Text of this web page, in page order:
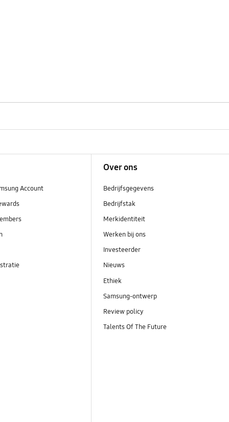
Account
Over ons
Bedrijfsgegevens
Bedrijfstak
Merkidentiteit
Werken bij ons
Investeerder
Nieuws
Ethiek
Samsung-ontwerp
Review policy
Talents Of The Future